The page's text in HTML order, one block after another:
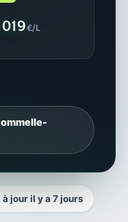
€/L
jour il y a 7 jours